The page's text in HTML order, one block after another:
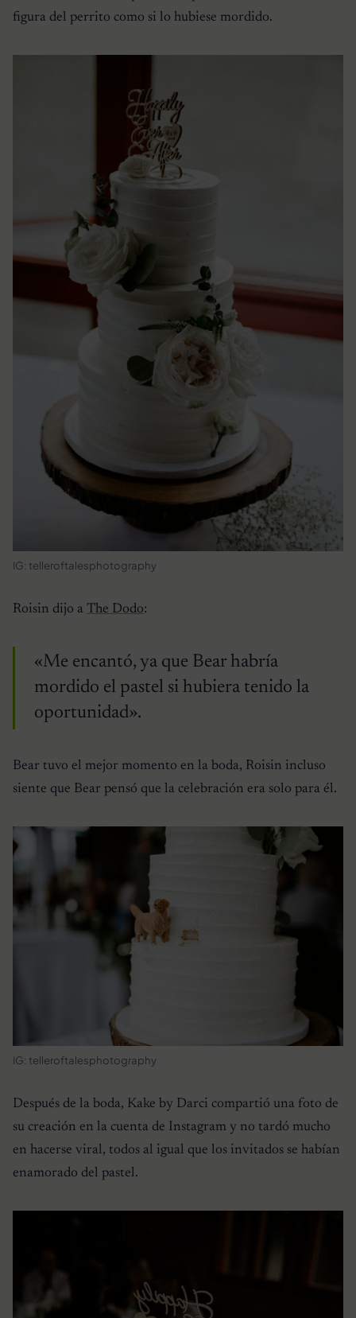
figura del perrito como si lo hubiese mordido.
IG: telleroftalesphotography
Roisin dijo a The Dodo:
«Me encantó, ya que Bear habría
mordido el pastel si hubiera tenido la
oportunidad».
Bear tuvo el mejor momento en la boda, Roisin incluso
siente que Bear pensó que la celebración era solo para él.
IG: telleroftalesphotography
Después de la boda, Kake by Darci compartió una foto de
su creación en la cuenta de Instagram y no tardó mucho
en hacerse viral, todos al igual que los invitados se habían
enamorado del pastel.